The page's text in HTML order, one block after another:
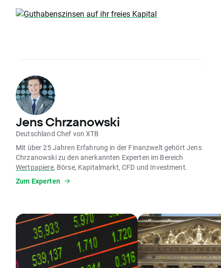
Jens Chrzanowski
Deutschland Chef von XTB
Mit über 25 Jahren Erfahrung in der Finanzwelt gehört Jens
Chrzanowski zu den anerkannten Experten im Bereich
Wertpapiere, Börse, Kapitalmarkt, CFD und Investment.
Zum Experten